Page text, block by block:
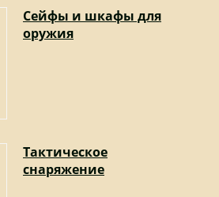
Сейфы и шкафы для
оружия
Тактическое
снаряжение